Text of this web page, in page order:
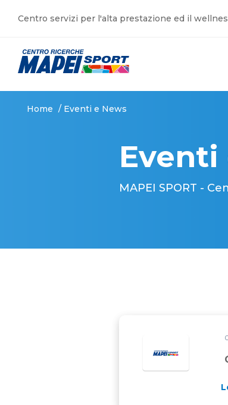
Centro servizi per l'alta prestazione ed il
Home / Eventi e News
Eventi
MAPEI SPORT -